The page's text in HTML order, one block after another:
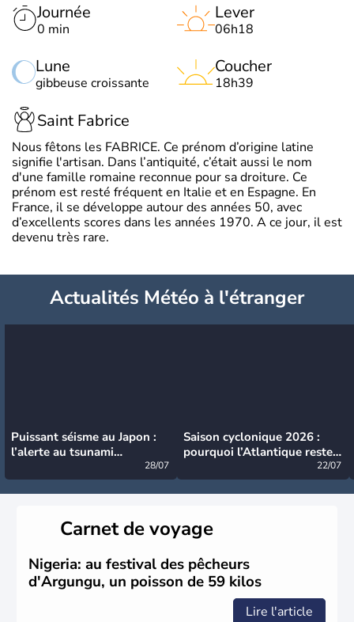
Journée
0 min
Lune
gibbeuse croissante
Lever
06h18
Coucher
18h39
Saint Fabrice
Nous fêtons les FABRICE. Ce prénom d’origine latine
signifie l'artisan. Dans l’antiquité, c’était aussi le nom
d'une famille romaine reconnue pour sa droiture. Ce
prénom est resté fréquent en Italie et en Espagne. En
France, il se développe autour des années 50, avec
d’excellents scores dans les années 1970. A ce jour, il est
devenu très rare.
Actualités Météo à l'étranger
Puissant séisme au Japon :
l’alerte au tsunami
28/07
Saison cyclonique 2026 :
pourquoi l’Atlantique reste
22/07
Carnet de voyage
Nigeria: au festival des pêcheurs
d'Argungu, un poisson de 59 kilos
Lire l'article